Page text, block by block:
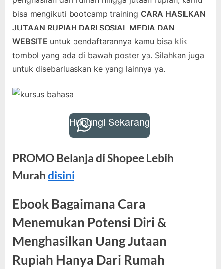
bisa mengikuti bootcamp training CARA HASILKAN
JUTAAN RUPIAH DARI SOSIAL MEDIA DAN
WEBSITE untuk pendaftarannya kamu bisa klik
tombol yang ada di bawah poster ya. Silahkan juga
untuk disebarluaskan ke yang lainnya ya.
Hubungi Sekarang
PROMO Belanja di Shopee Lebih
Murahdisini
Ebook Bagaimana Cara
Menemukan Potensi Diri &
Menghasilkan Uang Jutaan
Rupiah Hanya Dari Rumah